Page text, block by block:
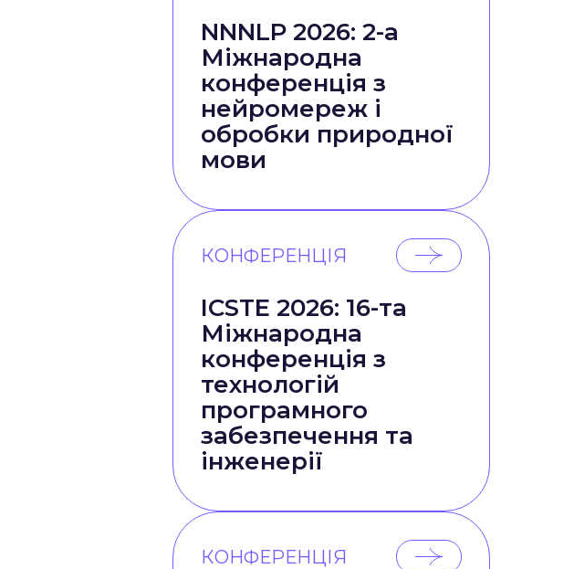
NNNLP 2026: 2-а
Міжнародна
конференція з
нейромереж і
обробки природної
мови
КОНФЕРЕНЦІЯ
ICSTE 2026: 16-та
Міжнародна
конференція з
технологій
програмного
забезпечення та
інженерії
КОНФЕРЕНЦІЯ